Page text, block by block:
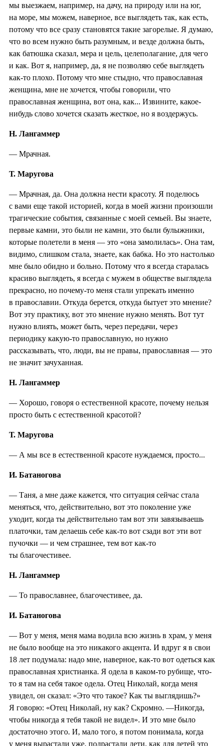
мы выезжаем, например, на дачу, на природу или на юг,
на море, мы можем, наверное, все выглядеть так, как есть,
потому что все сразу становятся такие загорелые. Я думаю,
что во всем нужно быть разумным, и везде должна быть,
как батюшка сказал, мера и цель, целеполагание, для чего
и как. Вот я, например, да, я не позволяю себе выглядеть
как-то плохо. Потому что мне стыдно, что православная
женщина, мне не хочется, чтобы говорили, что
православная женщина, вот она, как... Извините, какое-
нибудь слово хочется сказать жесткое, но я воздержусь.
Н. Лангаммер
— Мрачная.
Т. Маругова
— Мрачная, да. Она должна нести красоту. Я поделюсь
с вами еще такой историей, когда в моей жизни произошли
трагические события, связанные с моей семьей. Вы знаете,
первые камни, это были не камни, это были булыжники,
которые полетели в меня — это «она замолилась». Она там,
видимо, слишком стала, знаете, как бабка. Но это настолько
мне было обидно и больно. Потому что я всегда старалась
красиво выглядеть, я всегда с мужем в обществе выглядела
прекрасно, но почему-то меня стали упрекать именно
в православии. Откуда берется, откуда бытует это мнение?
Вот эту практику, вот это мнение нужно менять. Вот тут
нужно влиять, может быть, через передачи, через
периодику какую-то православную, но нужно
рассказывать, что, люди, вы не правы, православная — это
не значит зачуханная.
Н. Лангаммер
— Хорошо, говоря о естественной красоте, почему нельзя
просто быть с естественной красотой?
Т. Маругова
— А мы все в естественной красоте нуждаемся, просто...
И. Батаногова
— Таня, а мне даже кажется, что ситуация сейчас стала
меняться, что, действительно, вот это поколение уже
уходит, когда ты действительно там вот эти завязываешь
платочки, там делаешь себе как-то вот сзади вот эти вот
пучочки — и чем страшнее, тем вот как-то
ты благочестивее.
Н. Лангаммер
— То православнее, благочестивее, да.
И. Батаногова
— Вот у меня, меня мама водила всю жизнь в храм, у меня
не было вообще на это никакого акцента. И вдруг я в свои
18 лет подумала: надо мне, наверное, как-то вот одеться как
православная христианка. Я одела в каком-то рубище, что-
то я там на себя такое одела. Отец Николай, когда меня
увидел, он сказал: «Это что такое? Как ты выглядишь?»
Я говорю: «Отец Николай, ну как? Скромно. —Никогда,
чтобы никогда я тебя такой не видел». И это мне было
достаточно этого. И, мало того, я потом понимала, когда
у меня вырастали уже, подрастали дети, как для детей это